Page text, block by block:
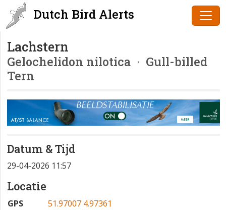
Dutch Bird Alerts
Lachstern
Gelochelidon nilotica · Gull-billed
Tern
Datum & Tijd
29-04-2026 11:57
Locatie
GPS
51.97007 4.97361